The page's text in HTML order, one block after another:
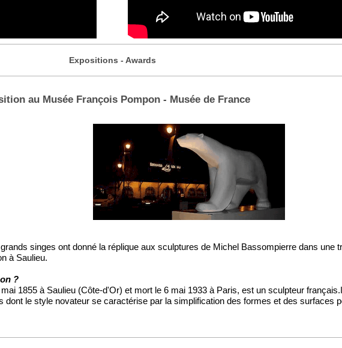
Expositions - Awards
au Musée François Pompon - Musée de France
singes ont donné la réplique aux sculptures de Michel Bassompierre dans une
à Saulieu.
?
1855 à Saulieu (Côte-d'Or) et mort le 6 mai 1933 à Paris, est un sculpteur
dont le style novateur se caractérise par la simplification des formes et des surfaces